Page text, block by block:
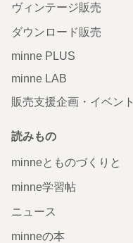
ヴィンテージ販売
ダウンロード販売
minne PLUS
minne LAB
販売支援企画・イベント
読みもの
minneとものづくりと
minne学習帖
ニュース
minneの本